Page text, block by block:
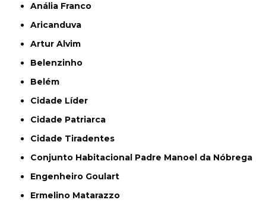
Anália Franco
Aricanduva
Artur Alvim
Belenzinho
Belém
Cidade Líder
Cidade Patriarca
Cidade Tiradentes
Conjunto Habitacional Padre Manoel da Nóbrega
Engenheiro Goulart
Ermelino Matarazzo